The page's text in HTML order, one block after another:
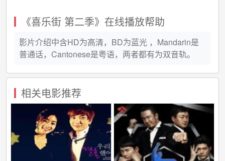
《喜乐街 第二季》在线播放帮助
影片介绍中含HD为高清，BD为蓝光 ，Mandarin是
普通话，Cantonese是粤语，两者都有为双音轨。
相关电影推荐